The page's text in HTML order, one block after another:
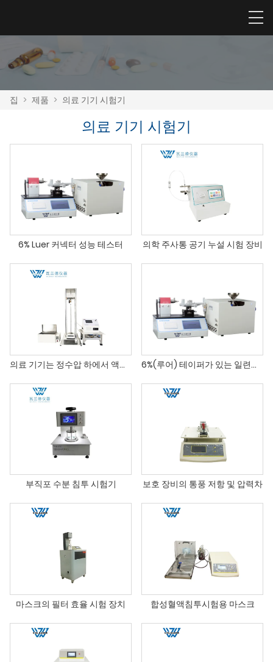
집 > 제품 > 의료 기기 시험기
의료 기기 시험기
6% Luer 커넥터 성능 테스터 의학 주사통 공기 누설 시험 장비
의료 기기는 정수압 하에서 액체 흐름 테스트 장비를 거칩니다. 6%(루어) 테이퍼가 있는 일련의 테스트 원추형 피팅
부직포 수분 침투 시험기 보호 장비의 통풍 저항 및 압력차
마스크의 필터 효율 시험 장치 합성혈액침투시험용 마스크